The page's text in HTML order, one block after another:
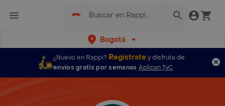
Bogotá
¿Nuevo en Rappi? Regístratey disfruta de
envíos gratis por semanas Aplican TyC